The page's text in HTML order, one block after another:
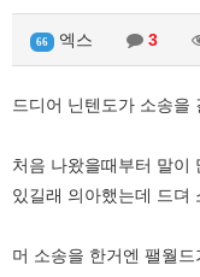
66 엑스 3
드디어 닌텐도가 소송을
처음 나왔을때부터 말이
있길래 의아했는데 드뎌
머 소송을 한거엔 팰월드